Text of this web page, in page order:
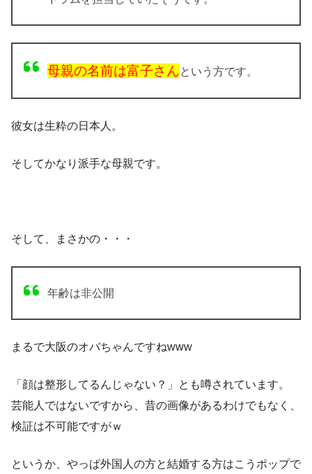
母親の名前は富子さんという方です。
彼女は生粋の日本人。
そしてかなり派手な母親です。
そして、まさかの・・・
年齢は非公開
まるで大阪のオバちゃんですねwww
「顔は整形してるんじゃない？」とも噂されています。
芸能人ではないですから、昔の画像があるわけでもなく、
検証は不可能ですがｗ
というか、やっぱ外国人の方と結婚する方はこうポップで